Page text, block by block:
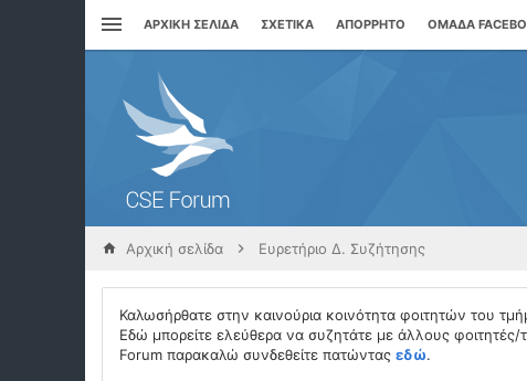
ΑΡΧΙΚΉ ΣΕΛΊΔΑ ΣΧΕΤΙΚΆ ΑΠΌΡΡΗΤΟ ΟΜΆΔΑ
Αρχική σελίδα Ευρετήριο Δ. Συζήτησης
Καλωσήρθατε στην καινούρια κοινότητα φοιτητών του
Εδώ μπορείτε ελεύθερα να συζητάτε με άλλους φοιτητές/
Forum παρακαλώ συνδεθείτε πατώντας εδώ.